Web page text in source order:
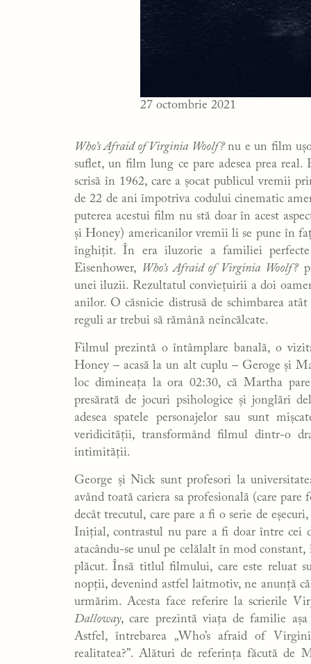
27 octombrie 2021
Who’s Afraid of Virginia Woolf?nu e un film
suflet, un film lung ce pare adesea prea
scrisă în 1962, care a șocat publicul vremii
de 22 de ani împotriva codului cinematic
puterea acestui film nu stă doar în acest
și Honey) americanilor vremii li se pune în
înghițit. În era iluzorie a familiei perfecte
Eisenhower, Who’s Afraid of Virginia Woolf?
unei iluzii. Rezultatul conviețuirii a doi
anilor. O căsnicie distrusă de schimbarea
reguli ar trebui să rămână neîncălcate.
Filmul prezintă o întâmplare banală, o
Honey – acasă la un alt cuplu – Geroge și
loc dimineața la ora 02:30, că Martha
presărată de jocuri psihologice și jonglări
adesea spatele personajelor sau sunt
veridicității, transformând filmul dintr-o
intimității.
George și Nick sunt profesori la
având toată cariera sa profesională (care
decât trecutul, care pare a fi o serie de
Inițial, contrastul nu pare a fi doar între cei
atacându-se unul pe celălalt în mod
plăcut. Însă titlul filmului, care este reluat
nopții, devenind astfel laitmotiv, ne anunță
urmărim. Acesta face referire la scrierile
Dalloway, care prezintă viața de familie
Astfel, întrebarea „Who’s afraid of
realitatea?”. Alături de referința făcută de